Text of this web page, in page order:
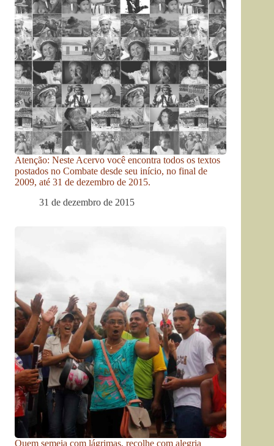
Atenção: Neste Acervo você encontra todos os textos
postados no Combate desde seu início, no final de
2009, até 31 de dezembro de 2015.
31 de dezembro de 2015
Quem semeia com lágrimas, recolhe com alegria